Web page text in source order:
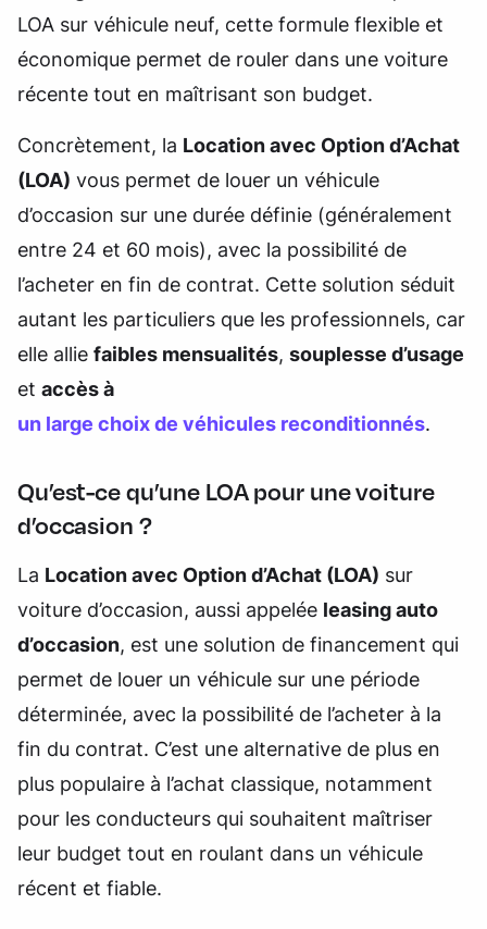
LOA sur véhicule neuf, cette formule flexible et
économique permet de rouler dans une voiture
récente tout en maîtrisant son budget.
Concrètement, la Location avec Option d’Achat
(LOA) vous permet de louer un véhicule
d’occasion sur une durée définie (généralement
entre 24 et 60 mois), avec la possibilité de
l’acheter en fin de contrat. Cette solution séduit
autant les particuliers que les professionnels, car
elle allie faibles mensualités, souplesse d’usage
et accès à
un large choix de véhicules reconditionnés.
Qu’est-ce qu’une LOA pour une voiture
d’occasion ?
La Location avec Option d’Achat (LOA) sur
voiture d’occasion, aussi appelée leasing auto
d’occasion, est une solution de financement qui
permet de louer un véhicule sur une période
déterminée, avec la possibilité de l’acheter à la
fin du contrat. C’est une alternative de plus en
plus populaire à l’achat classique, notamment
pour les conducteurs qui souhaitent maîtriser
leur budget tout en roulant dans un véhicule
récent et fiable.